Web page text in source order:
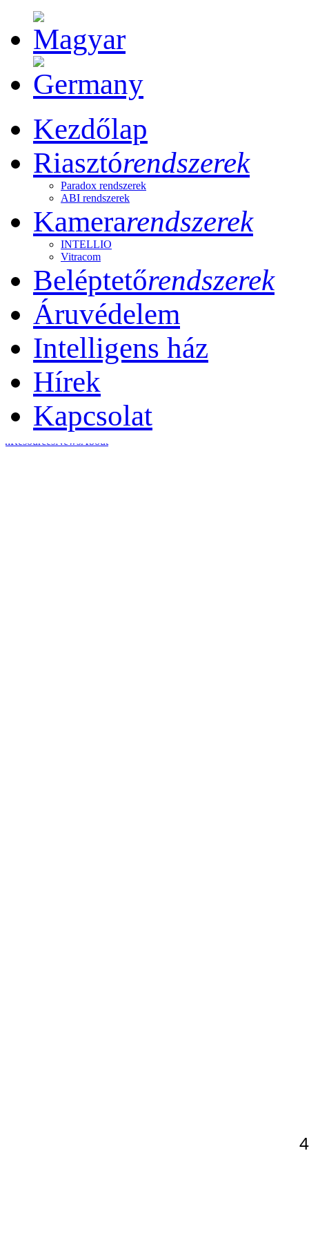
Kezdőlap
Riasztórendszerek
Paradox rendszerek
ABI rendszerek
Kamerarendszerek
INTELLIO
Vitracom
Beléptetőrendszerek
Áruvédelem
Intelligens ház
Hírek
Kapcsolat